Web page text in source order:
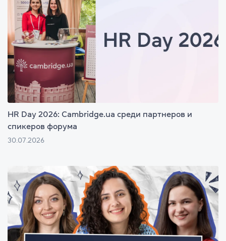
HR Day 2026: Cambridge.ua среди партнеров и
спикеров форума
30.07.2026